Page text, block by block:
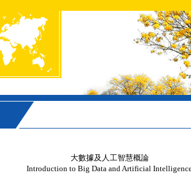
大數據及人工智慧概論
Introduction to Big Data and Artificial